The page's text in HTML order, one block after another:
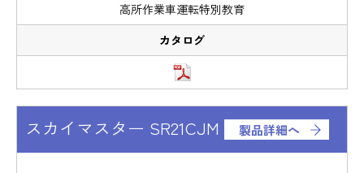
高所作業車運転特別教育
スカイマスター SR21CJM 製品詳細へ